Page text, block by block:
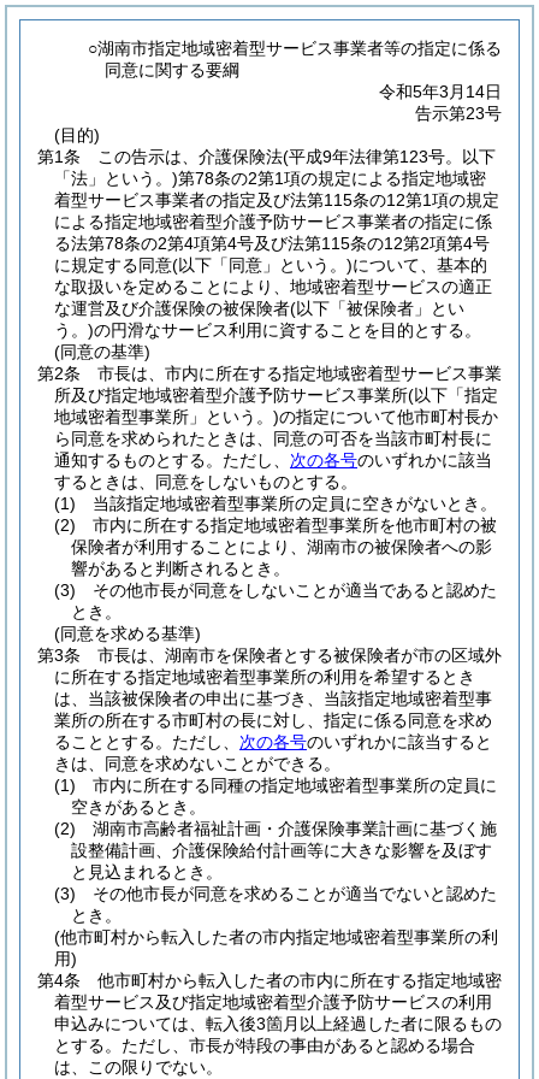
○湖南市指定地域密着型サービス事業者等の指定に係る
同意に関する要綱
令和5年3月14日
告示第23号
(目的)
第1条
この告示は、介護保険法(平成9年法律第123号。以下
「法」という。)第78条の2第1項の規定による指定地域密
着型サービス事業者の指定及び法第115条の12第1項の規定
による指定地域密着型介護予防サービス事業者の指定に係
る法第78条の2第4項第4号及び法第115条の12第2項第4号
に規定する同意(以下「同意」という。)について、基本的
な取扱いを定めることにより、地域密着型サービスの適正
な運営及び介護保険の被保険者(以下「被保険者」とい
う。)の円滑なサービス利用に資することを目的とする。
(同意の基準)
第2条
市長は、市内に所在する指定地域密着型サービス事業
所及び指定地域密着型介護予防サービス事業所(以下「指定
地域密着型事業所」という。)の指定について他市町村長か
ら同意を求められたときは、同意の可否を当該市町村長に
通知するものとする。 ただし、 次の各号のいずれかに該当
するときは、同意をしないものとする。
(1)
当該指定地域密着型事業所の定員に空きがないとき。
(2)
市内に所在する指定地域密着型事業所を他市町村の被
保険者が利用することにより、湖南市の被保険者への影
響があると判断されるとき。
(3)
その他市長が同意をしないことが適当であると認めた
とき。
(同意を求める基準)
第3条
市長は、湖南市を保険者とする被保険者が市の区域外
に所在する指定地域密着型事業所の利用を希望するとき
は、当該被保険者の申出に基づき、当該指定地域密着型事
業所の所在する市町村の長に対し、指定に係る同意を求め
ることとする。 ただし、 次の各号のいずれかに該当すると
きは、同意を求めないことができる。
(1)
市内に所在する同種の指定地域密着型事業所の定員に
空きがあるとき。
(2)
湖南市高齢者福祉計画・介護保険事業計画に基づく施
設整備計画、介護保険給付計画等に大きな影響を及ぼす
と見込まれるとき。
(3)
その他市長が同意を求めることが適当でないと認めた
とき。
(他市町村から転入した者の市内指定地域密着型事業所の利
用)
第4条
他市町村から転入した者の市内に所在する指定地域密
着型サービス及び指定地域密着型介護予防サービスの利用
申込みについては、転入後3箇月以上経過した者に限るもの
とする。 ただし、市長が特段の事由があると認める場合
は、この限りでない。